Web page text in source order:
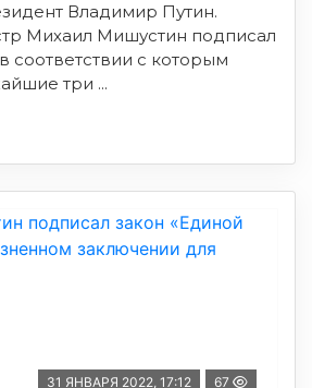
Владимир Путин.
Михаил Мишустин подписал
соответствии с которым
три ...
31 ЯНВАРЯ 2022, 17:12 67